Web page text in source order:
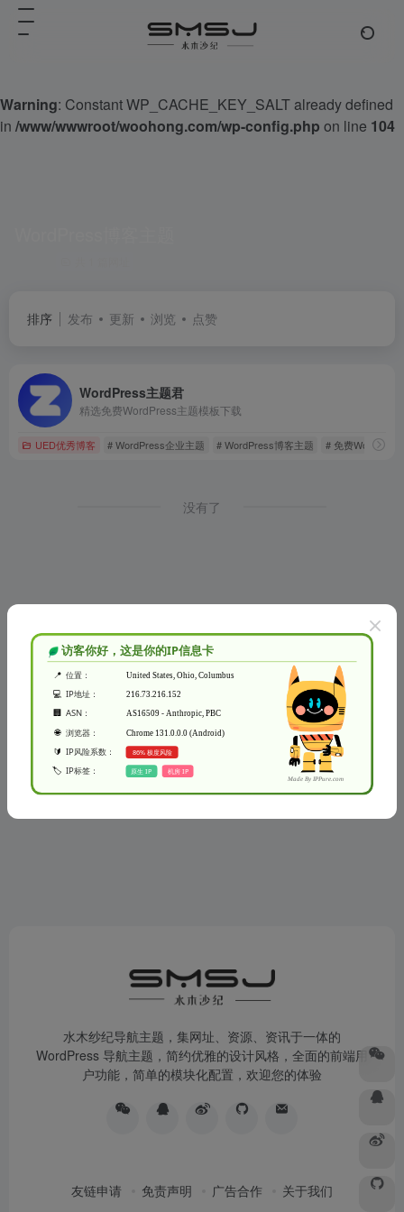
Warning: Constant WP_CACHE_KEY_SALT already defined
in /www/wwwroot/woohong.com/wp-config.php on line 104
排序 发布 更新 浏览 点赞
WordPress主题君
精选免费WordPress主题模板下载
UED优秀博客 # WordPress企业主题 # WordPress博客主题 # 免费
没有了
水木纱纪导航主题，集网址、资源、资讯于一体的
WordPress 导航主题，简约优雅的设计风格，全面的前端用
户功能，简单的模块化配置，欢迎您的体验
友链申请 免责声明 广告合作 关于我们